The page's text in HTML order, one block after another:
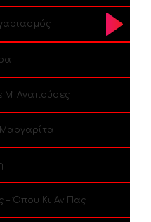
Μ’ Αγαπούσες
– Όπου Κι Αν Πας